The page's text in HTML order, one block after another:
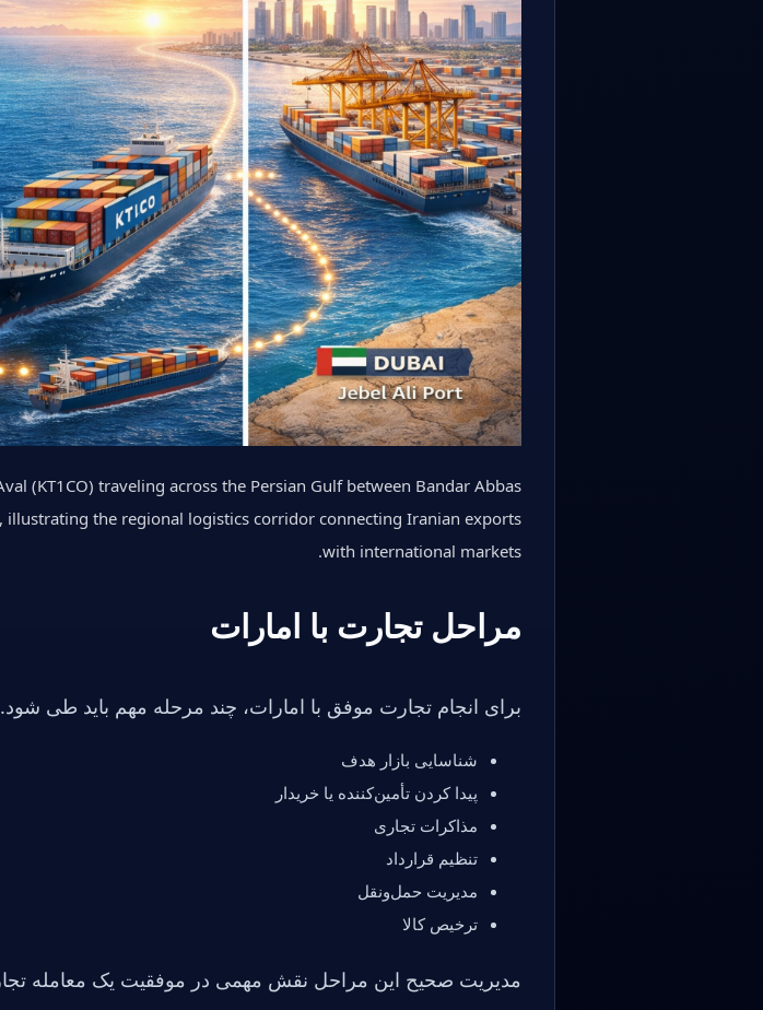
(KT1CO) traveling across the Persian Gulf between Bandar Abbas
illustrating the regional logistics corridor connecting Iranian exports
with international markets.
مراحل تجارت با امارات
برای انجام تجارت موفق با امارات، چند مرحله مهم باید طی شود.
شناسایی بازار هدف
پیدا کردن تأمین‌کننده یا خریدار
مذاکرات تجاری
تنظیم قرارداد
مدیریت حمل‌ونقل
ترخیص کالا
مدیریت صحیح این مراحل نقش مهمی در موفقیت یک معامله